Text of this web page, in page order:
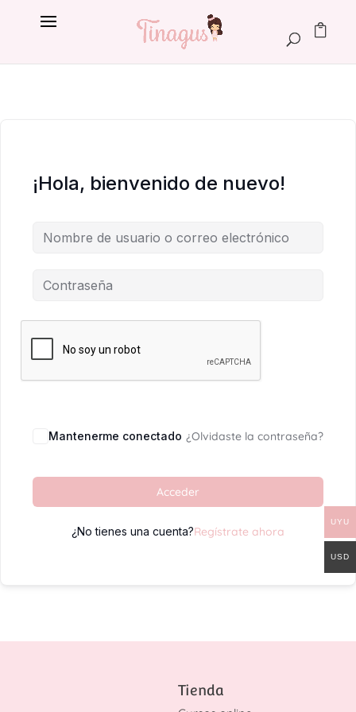
¡Hola, bienvenido de nuevo!
Mantenerme conectado ¿Olvidaste la contraseña?
Acceder
¿No tienes una cuenta?Regístrate ahora
Tienda
UYU
USD